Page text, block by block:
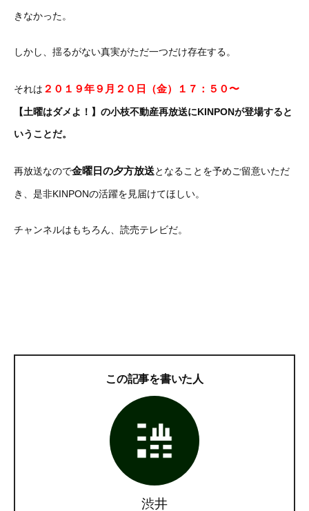
きなかった。
しかし、揺るがない真実がただ一つだけ存在する。
それは ２０１９年９月２０日（金）１７：５０〜
【土曜はダメよ！】の小枝不動産再放送にKINPONが登場すると
いうことだ。
再放送なので金曜日の夕方放送となることを予めご留意いただ
き、是非KINPONの活躍を見届けてほしい。
チャンネルはもちろん、読売テレビだ。
この記事を書いた人
渋井